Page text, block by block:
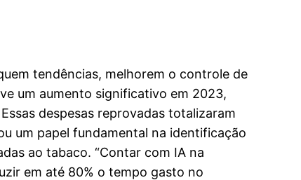
tendências, melhorem o controle de
um aumento significativo em 2023,
despesas reprovadas totalizaram
um papel fundamental na identificação
ao tabaco. “Contar com IA na
em até 80% o tempo gasto no